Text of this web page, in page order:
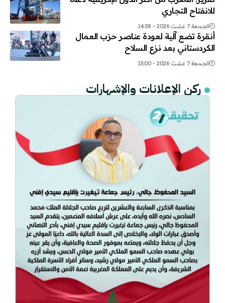
للانفتاح التجاري
الجمعة 7 غشت 2026 - 14:38
أنقرة تضع آلية لعودة عناصر حزب العمال
الكردستاني بعد نزع السلاح
الجمعة 7 غشت 2026 - 13:00
ركن الإعلانات والإشهارات